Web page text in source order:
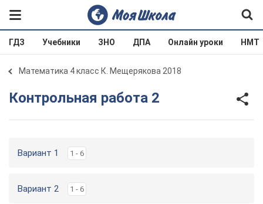
ГДЗ Учебники ЗНО ДПА Онлайн уроки НМТ
Математика 4 класс К. Мещерякова 2018
Контрольная работа 2
Вариант 1 1 - 6
Вариант 2 1 - 6